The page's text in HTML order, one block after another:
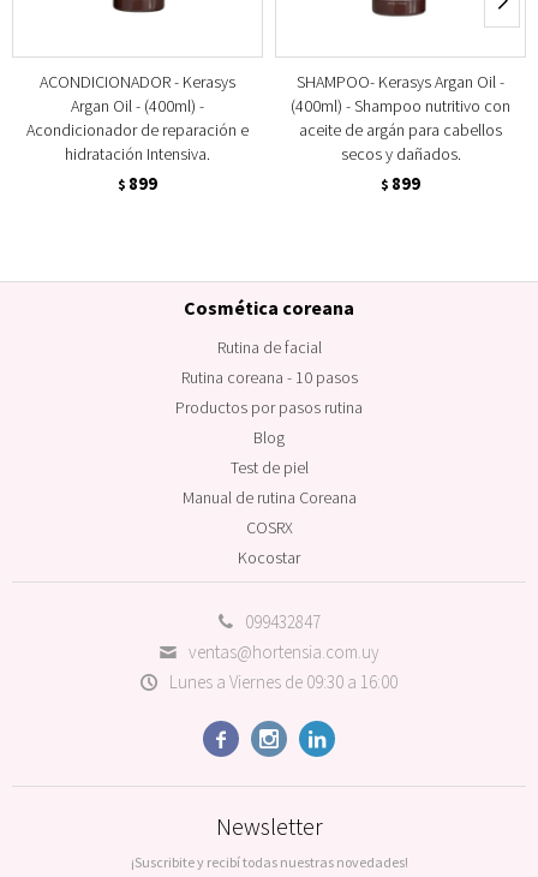
ACONDICIONADOR - Kerasys
Argan Oil - (400ml) -
Acondicionador de reparación e
hidratación Intensiva.
$ 899
SHAMPOO- Kerasys Argan Oil -
(400ml) - Shampoo nutritivo con
aceite de argán para cabellos
secos y dañados.
$ 899
099432847
ventas@hortensia.com.uy
Lunes a Viernes de 09:30 a 16:00
  
Cosmética coreana
Rutina de facial
Rutina coreana - 10 pasos
Productos por pasos rutina
Blog
Test de piel
Manual de rutina Coreana
COSRX
Kocostar
Newsletter
¡Suscribite y recibí todas nuestras novedades!